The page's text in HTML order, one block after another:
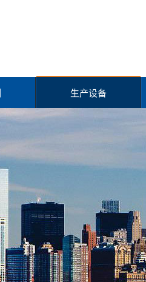
生产设备